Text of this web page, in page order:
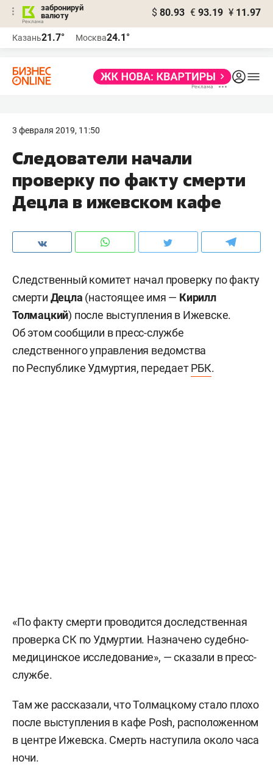
забронируй
валюту
$ 80.93 € 93.19 ¥ 11.97
Казань21.7° Москва24.1°
3 февраля 2019, 11:50
Следователи начали
проверку по факту смерти
Децла в ижевском кафе
Следственный комитет начал проверку по факту
смерти Децла (настоящее имя — Кирилл
Толмацкий) после выступления в Ижевске.
Об этом сообщили в пресс-службе
следственного управления ведомства
по Республике Удмуртия, передаетРБК.
«По факту смерти проводится доследственная
проверка СК по Удмуртии. Назначено судебно-
медицинское исследование», — сказали в пресс-
службе.
Там же рассказали, что Толмацкому стало плохо
после выступления в кафе Posh, расположенном
в центре Ижевска. Смерть наступила около часа
ночи.